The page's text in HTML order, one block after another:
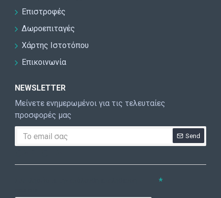
Επιστροφές
Δωροεπιταγές
Χάρτης Ιστοτόπου
Επικοινωνία
NEWSLETTER
Μείνετε ενημερωμένοι για τις τελευταίες
προσφορές μας
Send